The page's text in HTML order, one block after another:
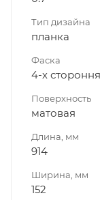
Тип дизайна
планка
Фаска
4-х
Поверхность
матовая
Длина, мм
914
Ширина, мм
152